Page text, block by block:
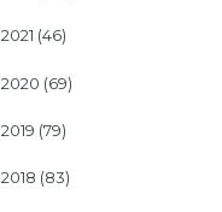
2021 (46)
2020 (69)
2019 (79)
2018 (83)